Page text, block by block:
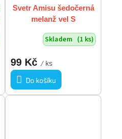
Svetr Amisu šedočerná
melanž vel S
Skladem (1 ks)
99 Kč / ks
Do košíku